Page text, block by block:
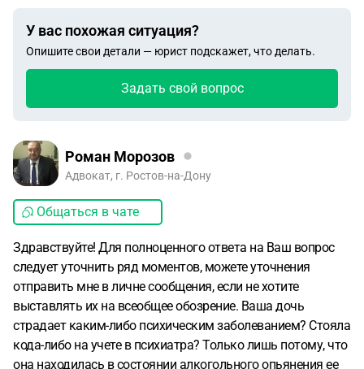
У вас похожая ситуация?
Опишите свои детали — юрист подскажет, что делать.
Задать свой вопрос
Роман Морозов
Адвокат, г. Ростов-на-Дону
Общаться в чате
Здравствуйте! Для полноценного ответа на Ваш вопрос
следует уточнить ряд моментов, можете уточнения
отправить мне в личне сообщения, если не хотите
выставлять их на всеобщее обозрение. Ваша дочь
страдает каким-либо психическим заболеванием? Стояла
кода-либо на учете в психиатра? Только лишь потому, что
она находилась в состоянии алкогольного опьянения ее